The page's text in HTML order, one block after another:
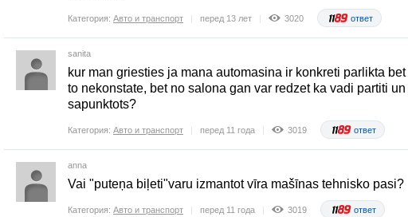
Категория: Авто и транспорт перед 13 лет 3020 ответ
sanita
kur man griesties ja mana automasina ir konkreti parlikta
to nekonstate, bet no salona gan var redzet ka vadi partiti
sapunktots?
Категория: Авто и транспорт перед 11 года 3019 ответ
anna
Vai "puteņa biļeti"varu izmantot vīra mašīnas tehnisko pasi?
Категория: Авто и транспорт перед 11 года 3019 ответ